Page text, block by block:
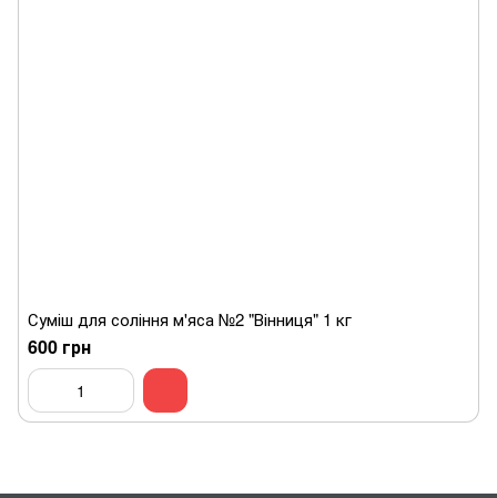
Суміш для соління м'яса №2 "Вінниця" 1 кг
600 грн